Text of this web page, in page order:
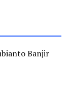
Banjir